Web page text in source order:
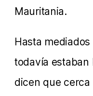
Dinero,
Alojamiento
Cómo
Más
Mauritania.
Hasta
todavía estaban
dicen que cerca